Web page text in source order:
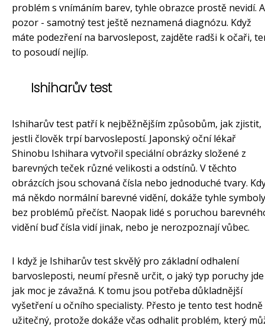
problém s vnímáním barev, tyhle obrazce prostě nevidí.
pozor - samotný test ještě neznamená diagnózu. Když
máte podezření na barvoslepost, zajděte radši k očaři,
to posoudí nejlíp.
Ishiharův test
Ishiharův test patří k nejběžnějším způsobům, jak zjistit,
jestli člověk trpí barvoslepostí. Japonský oční lékař
Shinobu Ishihara vytvořil speciální obrázky složené z
barevných teček různé velikosti a odstínů. V těchto
obrázcích jsou schovaná čísla nebo jednoduché tvary.
má někdo normální barevné vidění, dokáže tyhle symboly
bez problémů přečíst. Naopak lidé s poruchou
vidění buď čísla vidí jinak, nebo je nerozpoznají vůbec.
I když je Ishiharův test skvělý pro základní odhalení
barvosleposti, neumí přesně určit, o jaký typ poruchy
jak moc je závažná. K tomu jsou potřeba důkladnější
vyšetření u očního specialisty. Přesto je tento test hodně
užitečný, protože dokáže včas odhalit problém, který